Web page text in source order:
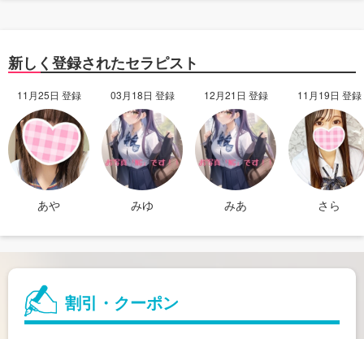
新しく登録されたセラピスト
11月25日 登録
あや
03月18日 登録
みゆ
12月21日 登録
みあ
11月19日 登録
さら
割引・クーポン